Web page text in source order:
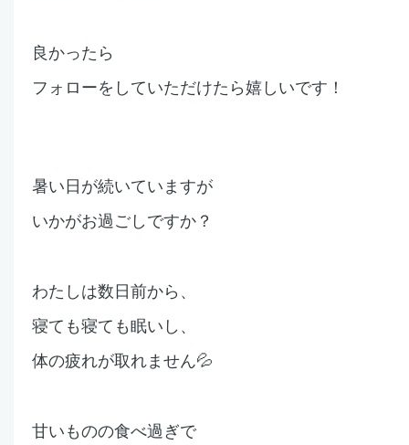
良かったら
フォローをしていただけたら嬉しいです！
暑い日が続いていますが
いかがお過ごしですか？
わたしは数日前から、
寝ても寝ても眠いし、
体の疲れが取れません💦
甘いものの食べ過ぎで